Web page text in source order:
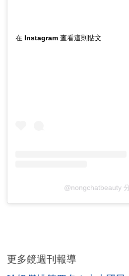
在 Instagram 查看這則貼文
@nongchatbeauty
更多鏡週刊報導